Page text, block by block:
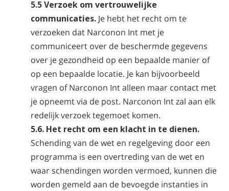
5.5 Verzoek om vertrouwelijke
communicaties. Je hebt het recht om te
verzoeken dat Narconon Int met je
communiceert over de beschermde gegevens
over je gezondheid op een bepaalde manier of
op een bepaalde locatie. Je kan bijvoorbeeld
vragen of Narconon Int alleen maar contact met
je opneemt via de post. Narconon Int zal aan elk
redelijk verzoek tegemoet komen.
5.6. Het recht om een klacht in te dienen.
Schending van de wet en regelgeving door een
programma is een overtreding van de wet en
waar schendingen worden vermoed, kunnen die
worden gemeld aan de bevoegde instanties in